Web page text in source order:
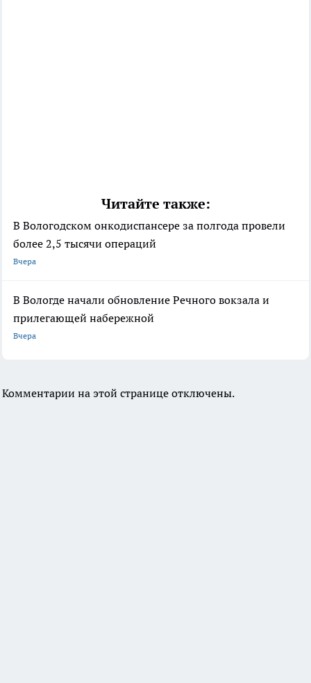
Читайте также:
В Вологодском онкодиспансере за полгода провели
более 2,5 тысячи операций
Вчера
В Вологде начали обновление Речного вокзала и
прилегающей набережной
Вчера
Комментарии на этой странице отключены.